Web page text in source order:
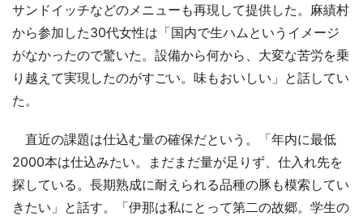
サンドイッチなどのメニューも再現して提供した。麻績村
から参加した30代女性は「国内で生ハムというイメージ
がなかったので驚いた。設備から何から、大変な苦労を乗
り越えて実現したのがすごい。味もおいしい」と話してい
た。
直近の課題は仕込む量の確保だという。「年内に最低
2000本は仕込みたい。まだまだ量が足りず、仕入れ先を
探している。長期熟成に耐えられる品種の豚も模索してい
きたい」と話す。「伊那は私にとって第二の故郷。学生の